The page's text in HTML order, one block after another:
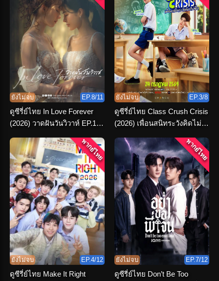
ยังไม่จบ EP.8/11
ดูซีรี่ย์ไทย In Love Forever
(2026) วาดฝันวันวิวาห์ EP.1-
ยังไม่จบ EP.3/8
ดูซีรี่ย์ไทย Class Crush Crisis
(2026) เพื่อนสนิทระวังคิดไม่
ยังไม่จบ EP.4/12
พากย์ไทย
ดูซีรี่ย์ไทย Make It Right
ยังไม่จบ EP.7/12
พากย์ไทย
ดูซีรี่ย์ไทย Don’t Be Too